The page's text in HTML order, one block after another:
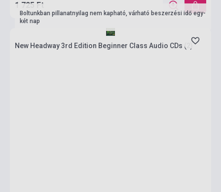
1 725 Ft
Boltunkban pillanatnyilag nem kapható, várható beszerzési idő egy-
két nap
New Headway 3rd Edition Beginner Class Audio CDs (2)